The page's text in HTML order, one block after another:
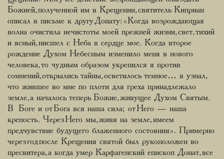
Божией, полученной им в Крещении, святитель Киприан
описал в письме к другу Донату: «Когда возрождающая
волна очистила нечистоты моей прежней жизни, свет, тихий
и ясный, нисшел с Неба в сердце мое. Когда второе
рождение Духом Небесным изменило меня в нового
человека, то чудным образом укрепился я против
сомнений,открылись тайны, осветилось темное… я узнал,
что жившее во мне по плоти для греха принадлежало
земле, а началось теперь Божие, живущее Духом Святым.
В Боге и от Бога вся наша сила; от Него — наша
крепость. Через Него мы, живя на земле, имеем
предчувствие будущего блаженного состояния». Примерно
через год после Крещения святой был рукоположен во
пресвитера, а когда умер Карфагенский епископ Донат, все